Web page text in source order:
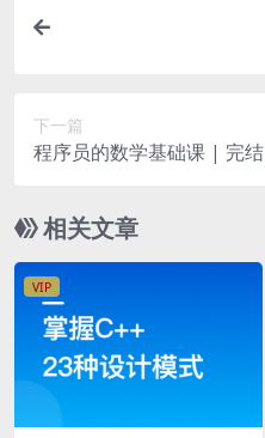
下一篇
程序员的数学基础课 | 完结
相关文章
VIP